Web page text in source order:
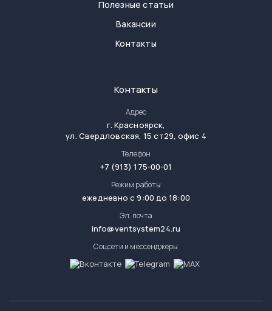
Полезные статьи
Вакансии
Контакты
Контакты
Адрес
г.Красноярск,
ул. Свердловская, 15 ст29, офис 4
Телефон
+7 (913) 175-00-01
Режим работы
ежедневно с 9:00 до 18:00
Эл. почта
info@ventsystem24.ru
Соцсети и мессенджеры